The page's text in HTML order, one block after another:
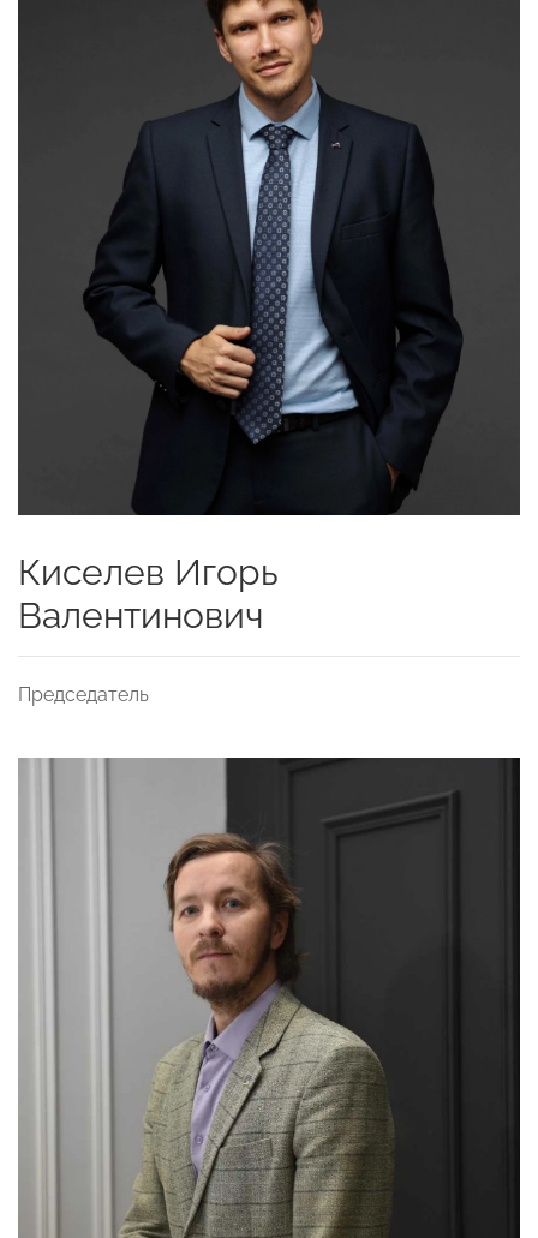
Киселев Игорь
Валентинович
Председатель